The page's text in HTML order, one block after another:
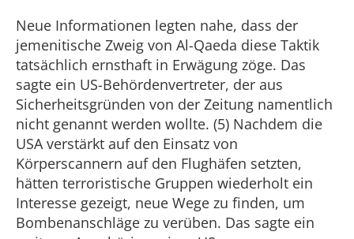
Neue Informationen legten nahe, dass der
jemenitische Zweig von Al-Qaeda diese Taktik
tatsächlich ernsthaft in Erwägung zöge. Das
sagte ein US-Behördenvertreter, der aus
Sicherheitsgründen von der Zeitung namentlich
nicht genannt werden wollte. (5) Nachdem die
USA verstärkt auf den Einsatz von
Körperscannern auf den Flughäfen setzten,
hätten terroristische Gruppen wiederholt ein
Interesse gezeigt, neue Wege zu finden, um
Bombenanschläge zu verüben. Das sagte ein